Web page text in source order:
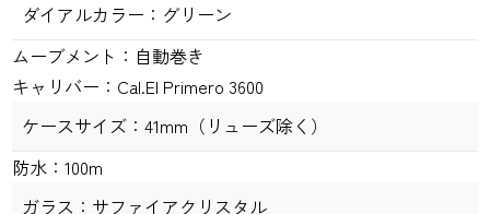
ダイアルカラー： グリーン
ムーブメント： 自動巻き
キャリバー： Cal.El Primero 3600
ケースサイズ： 41mm （リューズ除く）
防水：100m
ガラス： サファイアクリスタル